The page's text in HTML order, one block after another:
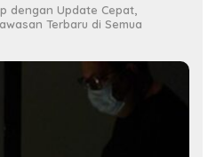
dengan Update Cepat,
Terbaru di Semua